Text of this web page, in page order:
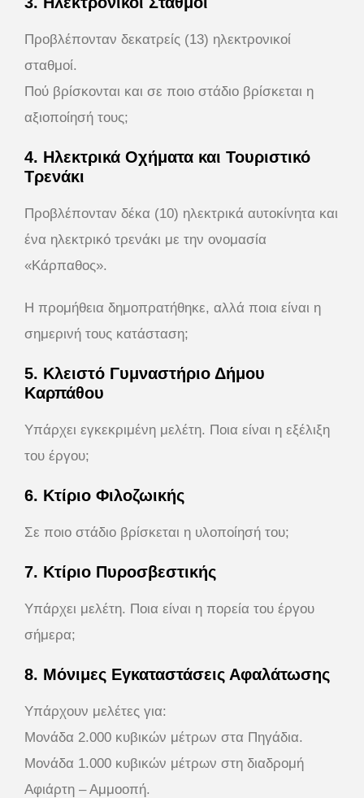
Προβλέπονταν δεκατρείς (13) ηλεκτρονικοί
σταθμοί.
Πού βρίσκονται και σε ποιο στάδιο βρίσκεται η
αξιοποίησή τους;
4. Ηλεκτρικά Οχήματα και Τουριστικό
Τρενάκι
Προβλέπονταν δέκα (10) ηλεκτρικά αυτοκίνητα και
ένα ηλεκτρικό τρενάκι με την ονομασία
«Κάρπαθος».
Η προμήθεια δημοπρατήθηκε, αλλά ποια είναι η
σημερινή τους κατάσταση;
5. Κλειστό Γυμναστήριο Δήμου
Καρπάθου
Υπάρχει εγκεκριμένη μελέτη. Ποια είναι η εξέλιξη
του έργου;
6. Κτίριο Φιλοζωικής
Σε ποιο στάδιο βρίσκεται η υλοποίησή του;
7. Κτίριο Πυροσβεστικής
Υπάρχει μελέτη. Ποια είναι η πορεία του έργου
σήμερα;
8. Μόνιμες Εγκαταστάσεις Αφαλάτωσης
Υπάρχουν μελέτες για:
Μονάδα 2.000 κυβικών μέτρων στα Πηγάδια.
Μονάδα 1.000 κυβικών μέτρων στη διαδρομή
Αφιάρτη – Αμμοοπή.